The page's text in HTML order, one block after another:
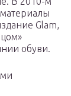
Glam,
обуви.